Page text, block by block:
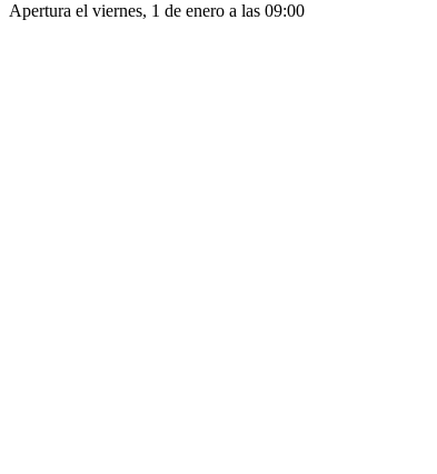
Apertura el viernes, 1 de enero a las 09:00